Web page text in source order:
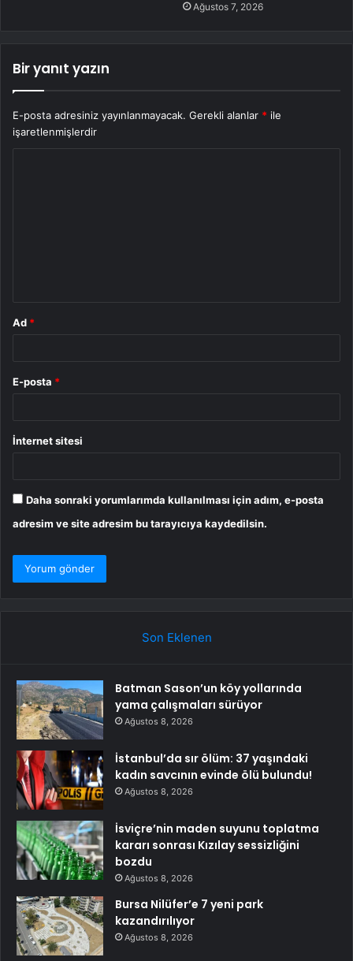
Ağustos 7, 2026
Bir yanıt yazın
E-posta adresiniz yayınlanmayacak. Gerekli alanlar * ile
işaretlenmişlerdir
Ad *
E-posta *
İnternet sitesi
Daha sonraki yorumlarımda kullanılması için adım, e-posta
adresim ve site adresim bu tarayıcıya kaydedilsin.
Son Eklenen
Batman Sason’un köy yollarında
yama çalışmaları sürüyor
Ağustos 8, 2026
İstanbul’da sır ölüm: 37 yaşındaki
kadın savcının evinde ölü bulundu!
Ağustos 8, 2026
İsviçre’nin maden suyunu toplatma
kararı sonrası Kızılay sessizliğini
bozdu
Ağustos 8, 2026
Bursa Nilüfer’e 7 yeni park
kazandırılıyor
Ağustos 8, 2026